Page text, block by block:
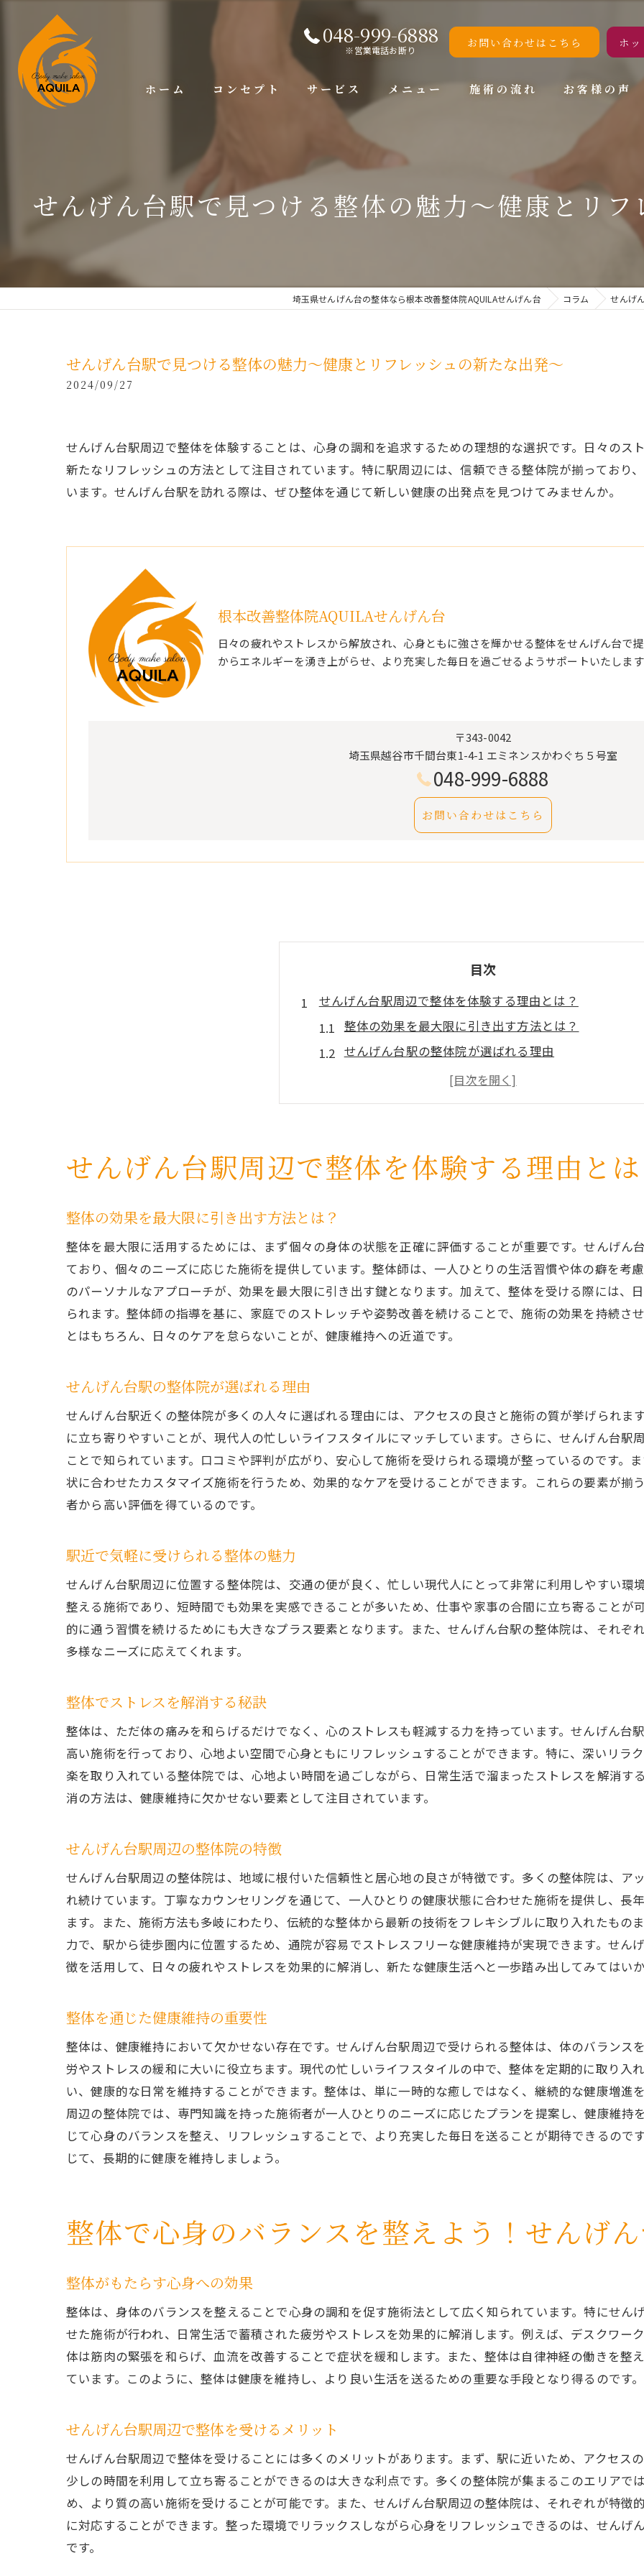
048-999-6888
※営業電話お断り
お問い合わせはこちら ホ
ホーム コンセプト サービス メニュー 施術の流れ お客様の声
せんげん台駅で見つける整体の魅力〜健康とリ
埼玉県せんげん台の整体なら根本改善整体院AQUILAせんげん台 コラム せんげ
せんげん台駅で見つける整体の魅力〜健康とリフレッシュの新たな出発〜
2024/09/27
せんげん台駅周辺で整体を体験することは、心身の調和を追求するための理想的な選択です。日々のス
新たなリフレッシュの方法として注目されています。特に駅周辺には、信頼できる整体院が揃っており
います。せんげん台駅を訪れる際は、ぜひ整体を通じて新しい健康の出発点を見つけてみませんか。
根本改善整体院AQUILAせんげん台
日々の疲れやストレスから解放され、心身ともに強さを輝かせる整体をせんげん台で
からエネルギーを湧き上がらせ、より充実した毎日を過ごせるようサポートいたしま
〒343-0042
埼玉県越谷市千間台東1-4-1 エミネンスかわぐち５号室
048-999-6888
お問い合わせはこちら
目次
せんげん台駅周辺で整体を体験する理由とは？
整体の効果を最大限に引き出す方法とは？
せんげん台駅の整体院が選ばれる理由
駅近で気軽に受けられる整体の魅力
整体でストレスを解消する秘訣
整体を通じた健康維持の重要性
整体で心身のバランスを整えよう！せんげん台駅の魅力
整体を通じて得られるリラクゼーション効果
駅周辺での整体体験が人気の理由
心と体の調和を目指す整体の施術
せんげん台駅の整体院でバランスを整える
せんげん台駅での整体体験が心に与える影響
整体で疲れを癒すための最適なタイミング
整体がもたらす疲労回復のプロセス
整体で健康をサポートする方法
初めての整体体験で知っておくべきこと
せんげん台駅近くの信頼できる整体院
整体が心身にもたらすリフレッシュ効果
せんげん台駅の整体院での新しい体験
整体で得られる心の安らぎ
せんげん台駅周辺の整体院の選び方
せんげん台駅で整体を受ける価値〜健康への新たな出発〜
整体がもたらす健康への効果とは？
せんげん台駅の整体で心身の調和を図ろう
整体で健康への新たな一歩を踏み出す
整体を通じて心身の活力を再発見！せんげん台駅の魅力
せんげん台駅で活力を回復する整体施術
整体がもたらす活力再発見のプロセス
せんげん台駅の整体院で活力を高める理由
せんげん台駅で整体を選ぶ理由とその効果
せんげん台駅での整体が支持される理由
整体で得られる心と体の変化
せんげん台駅周辺の整体院の選択基準
整体を通じた健康改善のプロセス
せんげん台駅周辺で整体を体験する理由と
整体の効果を最大限に引き出す方法とは？
整体を最大限に活用するためには、まず個々の身体の状態を正確に評価することが重要です。せんげん
ており、個々のニーズに応じた施術を提供しています。整体師は、一人ひとりの生活習慣や体の癖を考
のパーソナルなアプローチが、効果を最大限に引き出す鍵となります。加えて、整体を受ける際には、
られます。整体師の指導を基に、家庭でのストレッチや姿勢改善を続けることで、施術の効果を持続さ
とはもちろん、日々のケアを怠らないことが、健康維持への近道です。
せんげん台駅の整体院が選ばれる理由
せんげん台駅近くの整体院が多くの人々に選ばれる理由には、アクセスの良さと施術の質が挙げられま
に立ち寄りやすいことが、現代人の忙しいライフスタイルにマッチしています。さらに、せんげん台駅
ことで知られています。口コミや評判が広がり、安心して施術を受けられる環境が整っているのです。
状に合わせたカスタマイズ施術を行うため、効果的なケアを受けることができます。これらの要素が揃
者から高い評価を得ているのです。
駅近で気軽に受けられる整体の魅力
せんげん台駅周辺に位置する整体院は、交通の便が良く、忙しい現代人にとって非常に利用しやすい環
整える施術であり、短時間でも効果を実感できることが多いため、仕事や家事の合間に立ち寄ることが
的に通う習慣を続けるためにも大きなプラス要素となります。また、せんげん台駅の整体院は、それぞ
多様なニーズに応えてくれます。
整体でストレスを解消する秘訣
整体は、ただ体の痛みを和らげるだけでなく、心のストレスも軽減する力を持っています。せんげん台
高い施術を行っており、心地よい空間で心身ともにリフレッシュすることができます。特に、深いリラ
楽を取り入れている整体院では、心地よい時間を過ごしながら、日常生活で溜まったストレスを解消す
消の方法は、健康維持に欠かせない要素として注目されています。
せんげん台駅周辺の整体院の特徴
せんげん台駅周辺の整体院は、地域に根付いた信頼性と居心地の良さが特徴です。多くの整体院は、ア
れ続けています。丁寧なカウンセリングを通じて、一人ひとりの健康状態に合わせた施術を提供し、長
ます。また、施術方法も多岐にわたり、伝統的な整体から最新の技術をフレキシブルに取り入れたもの
力で、駅から徒歩圏内に位置するため、通院が容易でストレスフリーな健康維持が実現できます。せん
徴を活用して、日々の疲れやストレスを効果的に解消し、新たな健康生活へと一歩踏み出してみてはい
整体を通じた健康維持の重要性
整体は、健康維持において欠かせない存在です。せんげん台駅周辺で受けられる整体は、体のバランス
労やストレスの緩和に大いに役立ちます。現代の忙しいライフスタイルの中で、整体を定期的に取り入
い、健康的な日常を維持することができます。整体は、単に一時的な癒しではなく、継続的な健康増進
周辺の整体院では、専門知識を持った施術者が一人ひとりのニーズに応じたプランを提案し、健康維持
じて心身のバランスを整え、リフレッシュすることで、より充実した毎日を送ることが期待できるので
じて、長期的に健康を維持しましょう。
整体で心身のバランスを整えよう！せんげ
整体がもたらす心身への効果
整体は、身体のバランスを整えることで心身の調和を促す施術法として広く知られています。特にせん
せた施術が行われ、日常生活で蓄積された疲労やストレスを効果的に解消します。例えば、デスクワー
体は筋肉の緊張を和らげ、血流を改善することで症状を緩和します。また、整体は自律神経の働きを整
ています。このように、整体は健康を維持し、より良い生活を送るための重要な手段となり得るのです。
せんげん台駅周辺で整体を受けるメリット
せんげん台駅周辺で整体を受けることには多くのメリットがあります。まず、駅に近いため、アクセス
少しの時間を利用して立ち寄ることができるのは大きな利点です。多くの整体院が集まるこのエリアで
め、より質の高い施術を受けることが可能です。また、せんげん台駅周辺の整体院は、それぞれが特徴
に対応することができます。整った環境でリラックスしながら心身をリフレッシュできるのは、せんげ
です。